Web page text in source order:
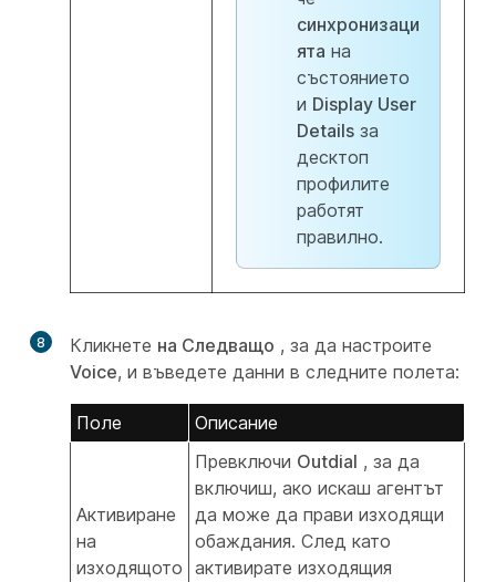
синхронизаци
ята на
състоянието
и Display User
Details за
десктоп
профилите
работят
правилно.
8 Кликнете на Следващо , за да настроите
Voice, и въведете данни в следните полета:
Поле Описание
Активиране
на
изходящото
Превключи Outdial , за да
включиш, ако искаш агентът
да може да прави изходящи
обаждания. След като
активирате изходящия